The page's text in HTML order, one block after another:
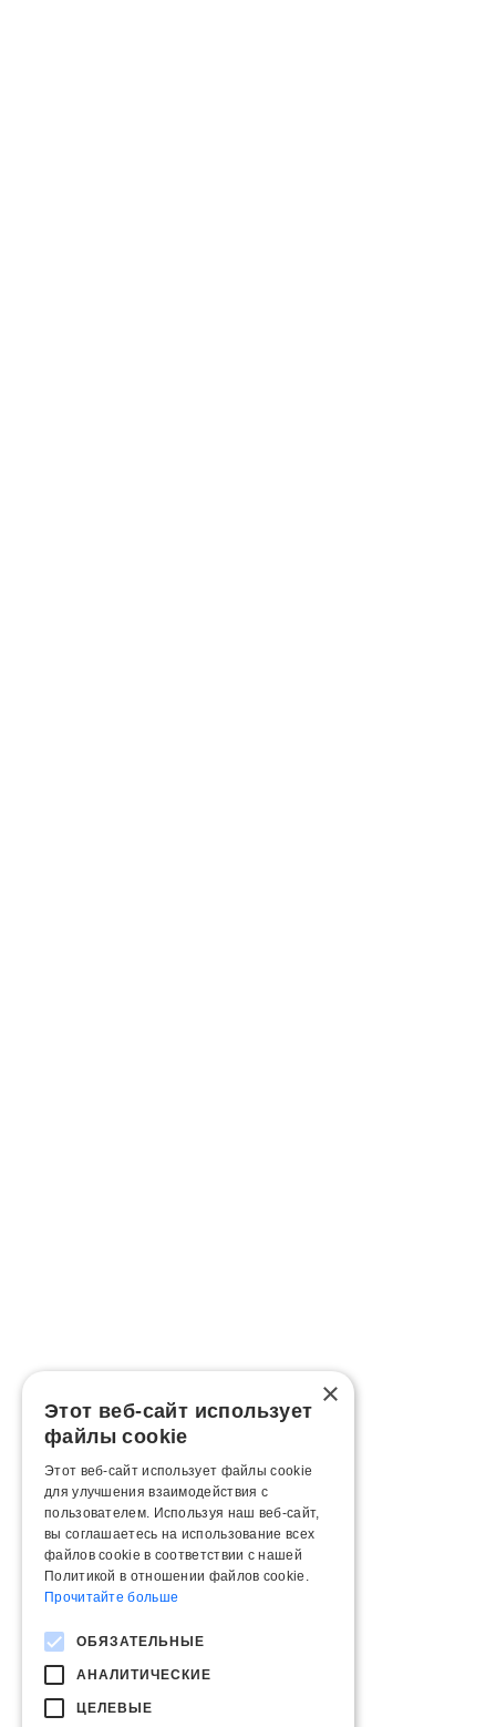
×
Этот веб-сайт использует
файлы cookie
Этот веб-сайт использует файлы cookie
для улучшения взаимодействия с
пользователем. Используя наш веб-сайт,
вы соглашаетесь на использование всех
файлов cookie в соответствии с нашей
Политикой в ​​отношении файлов cookie.
Прочитайте больше
ОБЯЗАТЕЛЬНЫЕ
АНАЛИТИЧЕСКИЕ
ЦЕЛЕВЫЕ